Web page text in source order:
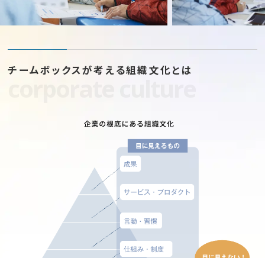
個人情報保護方針
チームボックスが考える組織文化とは